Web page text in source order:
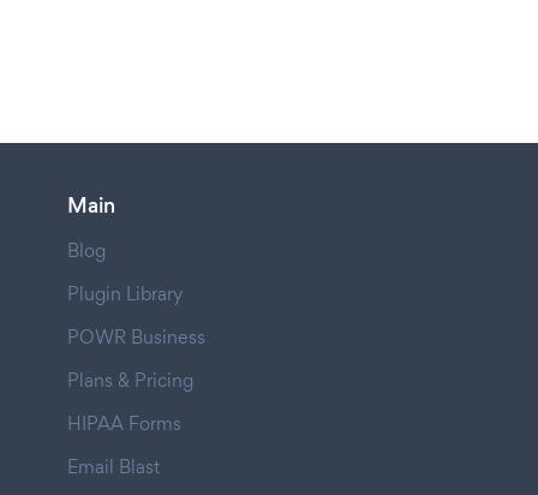
Main
Blog
Plugin Library
POWR Business
Plans & Pricing
HIPAA Forms
Email Blast